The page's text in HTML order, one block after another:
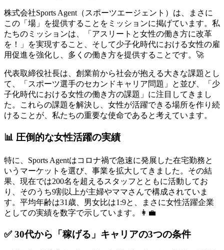
株式会社Sports Agent（スポーツエージェント）は、まさに
この「場」を提供することをミッションに掲げています。私
たちのミッションは、「アスリートと女性の働き方に改革
を！」を実現すること、そして少子化時代における女性の雇
用促進を強化し、多くの働き方を提供することです。🚀
代表取締役社長は、創業前から社会が抱える大きな課題とし
て、「スポーツ選手のセカンドキャリア問題」と並び、「少
子化時代における女性の働き方の課題」に注目してきまし
た。これらの課題を解決し、女性が活躍できる場所を作り続
けることが、私たちの重要な使命であると考えています。
📊 圧倒的な女性活躍の実績
特に、Sports Agentはコロナ禍で急速に発展した在宅勤務と
いうマーケットを選び、事業を拡大してきました。その結
果、現在では200名を超えるスタッフとともに活動してお
り、そのうち9割以上が主婦やママさんで構成されていま
す。平均年齢は31歳、男女比は1:9と、まさに女性活躍企業
としての実績を数字で示しています。👩‍💼
✅ 30代から「稼げる」キャリアの3つの条件